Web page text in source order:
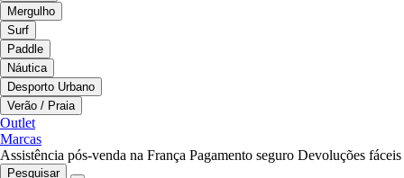
Mergulho
Surf
Paddle
Náutica
Desporto Urbano
Verão / Praia
Outlet
Marcas
Assistência pós-venda na França Pagamento seguro Devoluções fáceis
Pesquisar